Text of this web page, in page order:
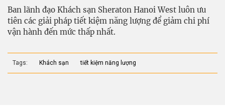
Ban lãnh đạo Khách sạn Sheraton Hanoi West luôn ưu
tiên các giải pháp tiết kiệm năng lượng để giảm chi phí
vận hành đến mức thấp nhất.
Tags: Khách sạn tiết kiệm năng lượng